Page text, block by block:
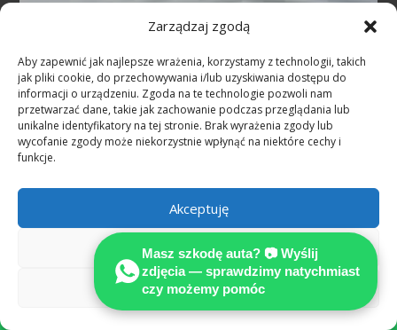
Zarządzaj zgodą
Aby zapewnić jak najlepsze wrażenia, korzystamy z technologii, takich
jak pliki cookie, do przechowywania i/lub uzyskiwania dostępu do
informacji o urządzeniu. Zgoda na te technologie pozwoli nam
przetwarzać dane, takie jak zachowanie podczas przeglądania lub
unikalne identyfikatory na tej stronie. Brak wyrażenia zgody lub
wycofanie zgody może niekorzystnie wpłynąć na niektóre cechy i
funkcje.
Akceptuję
Odmów
Zobacz preferencje
WhatsApp +49 160 3388333. Bezpłatna
wstępna ocena, odpowiedź po polsku.
Reprezentację prawną prowadzi
rekomendowany Adwokat (Fachanwalt für
Verkehrsrecht).
Więcej

Masz szkodę auta? 📷 Wyślij
zdjęcia — sprawdzimy natychmiast
czy możemy pomóc